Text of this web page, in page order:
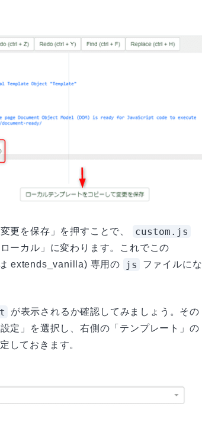
更を保存」を押すことで、 custom.js
ーカル」に変わります。これでこの
extends_vanilla) 専用の js
ファイルにな
が表示されるか確認してみましょう。その
定」を選択し、右側の「テンプレート」の
しておきます。